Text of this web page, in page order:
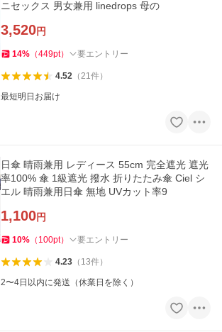
ニセックス 男女兼用 linedrops 母の
3,520円
14% （449pt） 要エントリー
4.52（21件）
最短明日お届け
日傘 晴雨兼用 レディース 55cm 完全遮光 遮光
率100% 傘 1級遮光 撥水 折りたたみ傘 Ciel シ
エル 晴雨兼用日傘 無地 UVカット率9
1,100円
10% （ 100pt） 要エントリー
4.23（ 13件）
2〜4日以内に発送（休業日を除く）